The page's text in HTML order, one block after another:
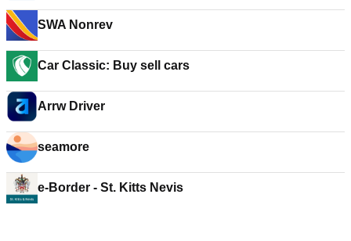
SWA Nonrev
Car Classic: Buy sell cars
Arrw Driver
seamore
e-Border - St. Kitts Nevis